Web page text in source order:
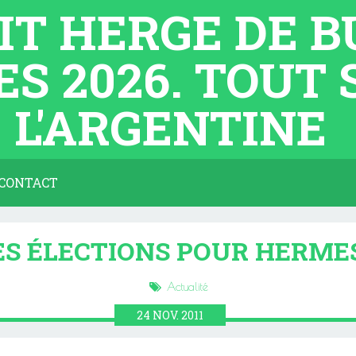
HERGE DE
2026. TOUT
L'ARGENTINE
ÉLECTIONS POUR
Actualité
24 NOV. 2011